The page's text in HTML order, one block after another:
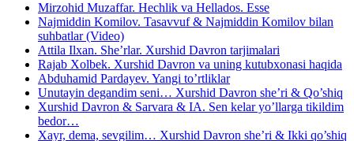
Mirzohid Muzaffar. Hechlik va Hellados. Esse
Najmiddin Komilov. Tasavvuf & Najmiddin Komilov bilan
suhbatlar (Video)
Attila Ilxan. She’rlar. Xurshid Davron tarjimalari
Rajab Xolbek. Xurshid Davron va uning kutubxonasi haqida
Abduhamid Pardayev. Yangi to’rtliklar
Unutayin degandim seni… Xurshid Davron she’ri & Qo’shiq
Xurshid Davron & Sarvara & IA. Sen kelar yo’llarga tikildim
bedor…
Xayr, dema, sevgilim… Xurshid Davron she’ri & Ikki qo’shiq